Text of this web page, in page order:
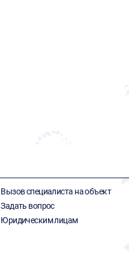
Вызов специалиста на объект
Задать вопрос
Юридическим лицам